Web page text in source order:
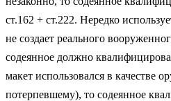
ст.162 + ст.222. Нередко
не создает реального
содеянное должно
макет использовался в качестве
потерпевшему), то содеянное